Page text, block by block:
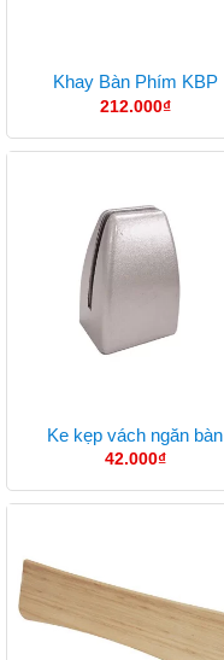
Khay Bàn Phím KBP
212.000₫
Ke kẹp vách ngăn bàn
42.000₫